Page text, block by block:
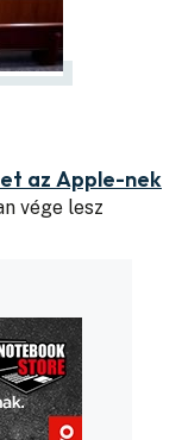
az Apple-nek
vége lesz